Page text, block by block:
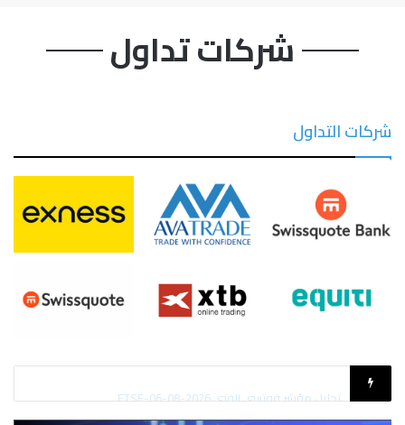
شركات تداول
شركات التداول